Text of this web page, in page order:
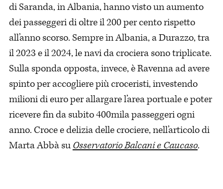
di Saranda, in Albania, hanno visto un aumento
dei passeggeri di oltre il 200 per cento rispetto
all’anno scorso. Sempre in Albania, a Durazzo, tra
il 2023 e il 2024, le navi da crociera sono triplicate.
Sulla sponda opposta, invece, è Ravenna ad avere
spinto per accogliere più croceristi, investendo
milioni di euro per allargare l’area portuale e poter
ricevere fin da subito 400mila passeggeri ogni
anno. Croce e delizia delle crociere, nell’articolo di
Marta Abbà suOsservatorio Balcani e Caucaso.